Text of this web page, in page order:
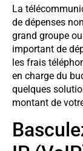
La
de dépenses
grand groupe
important de
les frais
en charge du
quelques
montant de